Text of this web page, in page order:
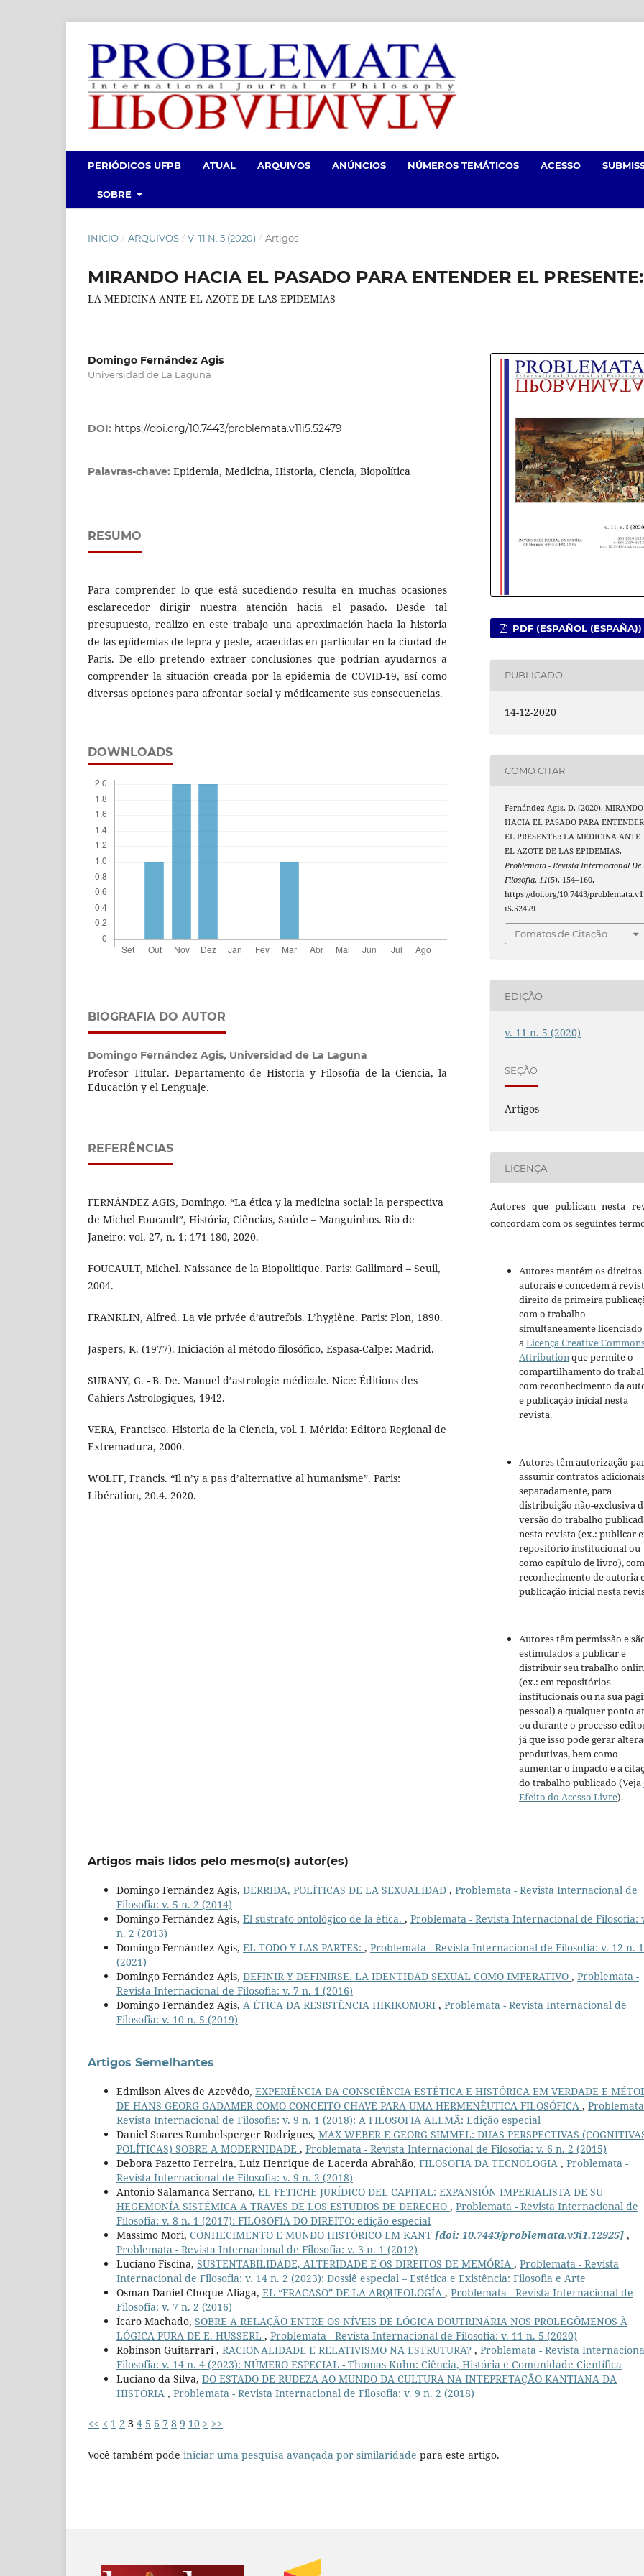
PERIÓDICOS UFPB ATUAL ARQUIVOS ANÚNCIOS NÚMEROS TEMÁTICOS ACESSO
SOBRE
INÍCIO / ARQUIVOS / V. 11 N. 5 (2020) / Artigos
MIRANDO HACIA EL PASADO PARA ENTENDER EL PRESENTE:
LA MEDICINA ANTE EL AZOTE DE LAS EPIDEMIAS
Domingo Fernández Agis
Universidad de La Laguna
DOI: https://doi.org/10.7443/problemata.v11i5.52479
Palavras-chave: Epidemia, Medicina, Historia, Ciencia, Biopolítica
RESUMO
Para comprender lo que está sucediendo resulta en muchas ocasiones
esclarecedor dirigir nuestra atención hacia el pasado. Desde tal
presupuesto, realizo en este trabajo una aproximación hacia la historia
de las epidemias de lepra y peste, acaecidas en particular en la ciudad de
Paris. De ello pretendo extraer conclusiones que podrían ayudarnos a
comprender la situación creada por la epidemia de COVID-19, así como
diversas opciones para afrontar social y médicamente sus consecuencias.
DOWNLOADS
BIOGRAFIA DO AUTOR
Domingo Fernández Agis, Universidad de La Laguna
Profesor Titular. Departamento de Historia y Filosofía de la Ciencia, la
Educación y el Lenguaje.
REFERÊNCIAS
FERNÁNDEZ AGIS, Domingo. “La ética y la medicina social: la perspectiva
de Michel Foucault”, História, Ciências, Saúde – Manguinhos. Rio de
Janeiro: vol. 27, n. 1: 171-180, 2020.
FOUCAULT, Michel. Naissance de la Biopolitique. Paris: Gallimard – Seuil,
2004.
FRANKLIN, Alfred. La vie privée d’autrefois. L’hygiène. Paris: Plon, 1890.
Jaspers, K. (1977). Iniciación al método filosófico, Espasa-Calpe: Madrid.
SURANY, G. - B. De. Manuel d’astrologie médicale. Nice: Éditions des
Cahiers Astrologiques, 1942.
VERA, Francisco. Historia de la Ciencia, vol. I. Mérida: Editora Regional de
Extremadura, 2000.
WOLFF, Francis. “Il n’y a pas d’alternative al humanisme”. Paris:
Libération, 20.4. 2020.
PDF (ESPAÑOL (ESPAÑA))
PUBLICADO
14-12-2020
COMO CITAR
Fernández Agis, D. (2020). MIRANDO
HACIA EL PASADO PARA ENTENDER
EL PRESENTE:: LA MEDICINA ANTE
EL AZOTE DE LAS EPIDEMIAS.
Problemata - Revista Internacional De
Filosofia, 11(5), 154–160.
https://doi.org/10.7443/
i5.52479
Fomatos de Citação
EDIÇÃO
v. 11 n. 5 (2020)
SEÇÃO
Artigos
LICENÇA
Autores que publicam nesta
concordam com os seguintes
Autores mantém os direitos
autorais e concedem à
direito de primeira
com o trabalho
simultaneamente
aLicença Creative
Attributionque permite o
compartilhamento do
com reconhecimento da
e publicação inicial nesta
revista.
Autores têm autorização
assumir contratos
separadamente, para
distribuição não-exclusiva
versão do trabalho
nesta revista (ex.: publicar
repositório institucional ou
como capítulo de livro), com
reconhecimento de autoria
publicação inicial nesta
Autores têm permissão e
estimulados a publicar e
distribuir seu trabalho
(ex.: em repositórios
institucionais ou na sua
pessoal) a qualquer ponto
ou durante o processo
já que isso pode gerar
produtivas, bem como
aumentar o impacto e a
do trabalho publicado (Veja
Efeito do Acesso Livre).
Artigos mais lidos pelo mesmo(s) autor(es)
Domingo Fernández Agis, DERRIDA, POLÍTICAS DE LA SEXUALIDAD , Problemata - Revista Internacional de
Filosofia: v. 5 n. 2 (2014)
Domingo Fernández Agis, El sustrato ontológico de la ética. , Problemata - Revista Internacional de Filosofia:
n. 2 (2013)
Domingo Fernández Agis, EL TODO Y LAS PARTES: , Problemata - Revista Internacional de Filosofia: v. 12 n. 1
(2021)
Domingo Fernández Agis, DEFINIR Y DEFINIRSE. LA IDENTIDAD SEXUAL COMO IMPERATIVO , Problemata -
Revista Internacional de Filosofia: v. 7 n. 1 (2016)
Domingo Fernández Agis, A ÉTICA DA RESISTÊNCIA HIKIKOMORI , Problemata - Revista Internacional de
Filosofia: v. 10 n. 5 (2019)
Artigos Semelhantes
Edmilson Alves de Azevêdo, EXPERIÊNCIA DA CONSCIÊNCIA ESTÉTICA E HISTÓRICA EM VERDADE E
DE HANS-GEORG GADAMER COMO CONCEITO CHAVE PARA UMA HERMENÊUTICA FILOSÓFICA ,
Revista Internacional de Filosofia: v. 9 n. 1 (2018): A FILOSOFIA ALEMÃ: Edição especial
Daniel Soares Rumbelsperger Rodrigues, MAX WEBER E GEORG SIMMEL: DUAS PERSPECTIVAS
POLÍTICAS) SOBRE A MODERNIDADE , Problemata - Revista Internacional de Filosofia: v. 6 n. 2 (2015)
Debora Pazetto Ferreira, Luiz Henrique de Lacerda Abrahão, FILOSOFIA DA TECNOLOGIA , Problemata -
Revista Internacional de Filosofia: v. 9 n. 2 (2018)
Antonio Salamanca Serrano, EL FETICHE JURÍDICO DEL CAPITAL: EXPANSIÓN IMPERIALISTA DE SU
HEGEMONÍA SISTÉMICA A TRAVÉS DE LOS ESTUDIOS DE DERECHO , Problemata - Revista Internacional de
Filosofia: v. 8 n. 1 (2017): FILOSOFIA DO DIREITO: edição especial
Massimo Mori, CONHECIMENTO E MUNDO HISTÓRICO EM KANT [doi: 10.7443/problemata.v3i1.12925] ,
Problemata - Revista Internacional de Filosofia: v. 3 n. 1 (2012)
Luciano Fiscina, SUSTENTABILIDADE, ALTERIDADE E OS DIREITOS DE MEMÓRIA , Problemata - Revista
Internacional de Filosofia: v. 14 n. 2 (2023): Dossiê especial – Estética e Existência: Filosofia e Arte
Osman Daniel Choque Aliaga, EL “FRACASO” DE LA ARQUEOLOGÍA , Problemata - Revista Internacional de
Filosofia: v. 7 n. 2 (2016)
Ícaro Machado, SOBRE A RELAÇÃO ENTRE OS NÍVEIS DE LÓGICA DOUTRINÁRIA NOS PROLEGÔMENOS À
LÓGICA PURA DE E. HUSSERL , Problemata - Revista Internacional de Filosofia: v. 11 n. 5 (2020)
Robinson Guitarrari , RACIONALIDADE E RELATIVISMO NA ESTRUTURA? , Problemata - Revista
Filosofia: v. 14 n. 4 (2023): NÚMERO ESPECIAL - Thomas Kuhn: Ciência, História e Comunidade Científica
Luciano da Silva, DO ESTADO DE RUDEZA AO MUNDO DA CULTURA NA INTEPRETAÇÃO KANTIANA DA
HISTÓRIA , Problemata - Revista Internacional de Filosofia: v. 9 n. 2 (2018)
<< < 1 2 3 4 5 6 7 8 9 10 > >>
Você também pode iniciar uma pesquisa avançada por similaridade para este artigo.